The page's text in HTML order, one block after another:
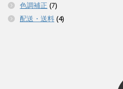
色調補正 (7)
配送・送料 (4)